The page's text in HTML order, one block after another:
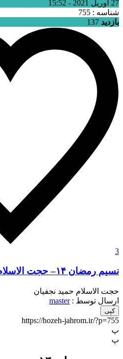
27 آوریل 2021 - 15:52
شناسه : 755
بازدید 137
3
نسیم رمضان ۱۴– حجت الاسلام حمید نجفیان
حجت الاسلام حمید نجفیان
ارسال توسط :master
کپی
https://hozeh-jahrom.ir/?p=755
پ
پ